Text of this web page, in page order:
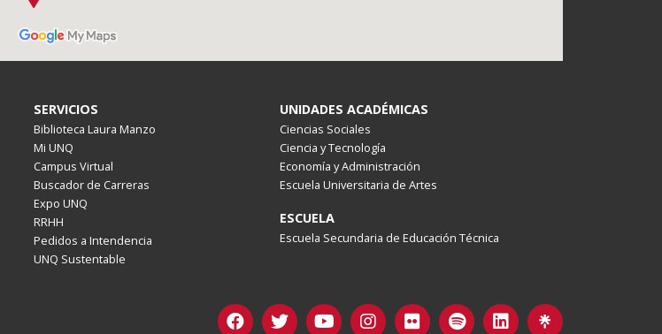
SERVICIOS
Biblioteca Laura Manzo
Mi UNQ
Campus Virtual
Buscador de Carreras
Expo UNQ
RRHH
Pedidos a Intendencia
UNQ Sustentable
UNIDADES ACADÉMICAS
Ciencias Sociales
Ciencia y Tecnología
Economía y Administración
Escuela Universitaria de Artes
ESCUELA
Escuela Secundaria de Educación Técnica